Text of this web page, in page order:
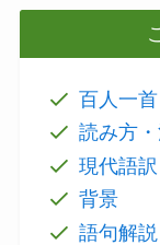
百人一
読み方
現代語
背景
語句解説